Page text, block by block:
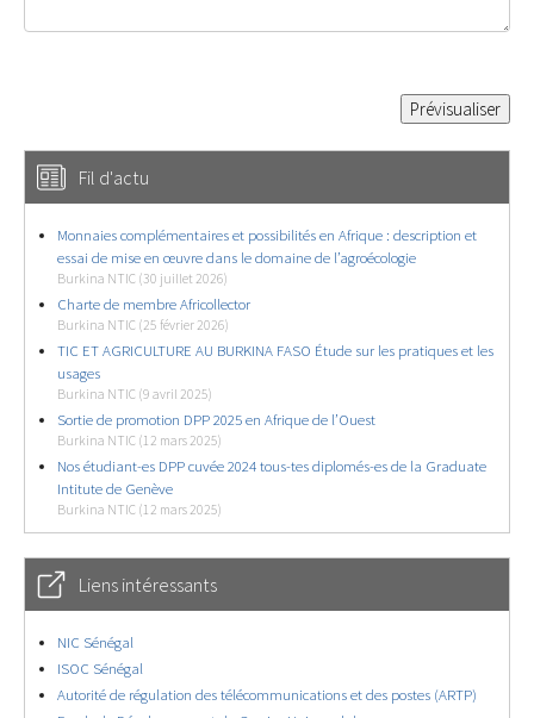
Fil d'actu
Monnaies complémentaires et possibilités en Afrique : description et
essai de mise en œuvre dans le domaine de l’agroécologie
Burkina NTIC (30 juillet 2026)
Charte de membre Africollector
Burkina NTIC (25 février 2026)
TIC ET AGRICULTURE AU BURKINA FASO Étude sur les pratiques et les
usages
Burkina NTIC (9 avril 2025)
Sortie de promotion DPP 2025 en Afrique de l’Ouest
Burkina NTIC (12 mars 2025)
Nos étudiant-es DPP cuvée 2024 tous-tes diplomés-es de la Graduate
Intitute de Genève
Burkina NTIC (12 mars 2025)
Liens intéressants
NIC Sénégal
ISOC Sénégal
Autorité de régulation des télécommunications et des postes (ARTP)